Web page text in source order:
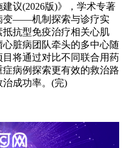
议(2026版)》，学术专著
变——机制探索与诊疗实
抗型免疫治疗相关心肌
脏病团队牵头的多中心随
将通过对比不同联合用药
病例探索更有效的救治路
成功率。(完)